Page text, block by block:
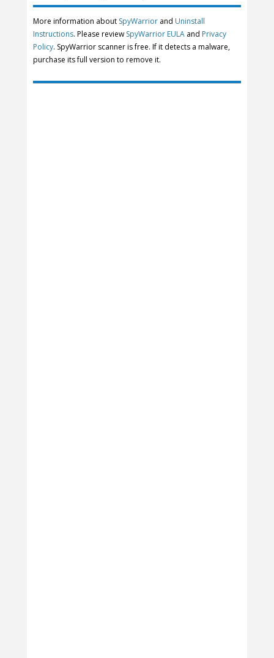
More information about SpyWarrior and Uninstall
Instructions. Please review SpyWarrior EULA and Privacy
Policy. SpyWarrior scanner is free. If it detects a malware,
purchase its full version to remove it.